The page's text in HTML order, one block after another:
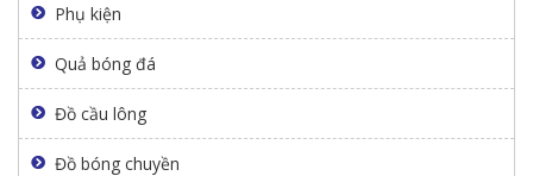
Phụ kiện
Quả bóng đá
Đồ cầu lông
Đồ bóng chuyền